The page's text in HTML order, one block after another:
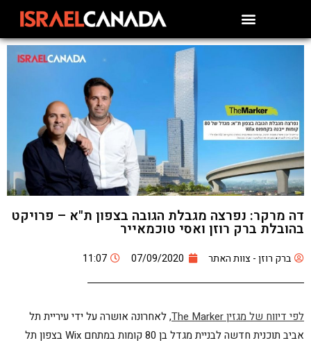
דה מרקר: נפרצה מגבלת הגובה בצפון ת"א – פרויקט
בהובלת ברק רוזן ואסי טוכמאייר
ברק רוזן - צוות האתר 07/09/2020
11:07
לפי דיווח של מגזין The Marker
, לאחרונה אושרה על ידי עיריית תל
אביב תוכנית חדשה לבניית מגדל בן 80 קומות במתחם Wix בצפון תל